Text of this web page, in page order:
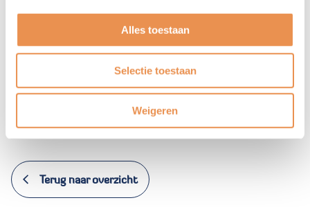
Alles toestaan
Selectie toestaan
Weigeren
Daarnaast gaat dit team verder met de werkagenda
voor 2025 en bekijken de leden wat nodig is om te
komen tot een aanvraag voor IZA
transformatiemiddelen. Samen met de coalitie DOK
werkt Vitaal ouder worden de actielijnen uit tot doelen
Terug naar overzicht